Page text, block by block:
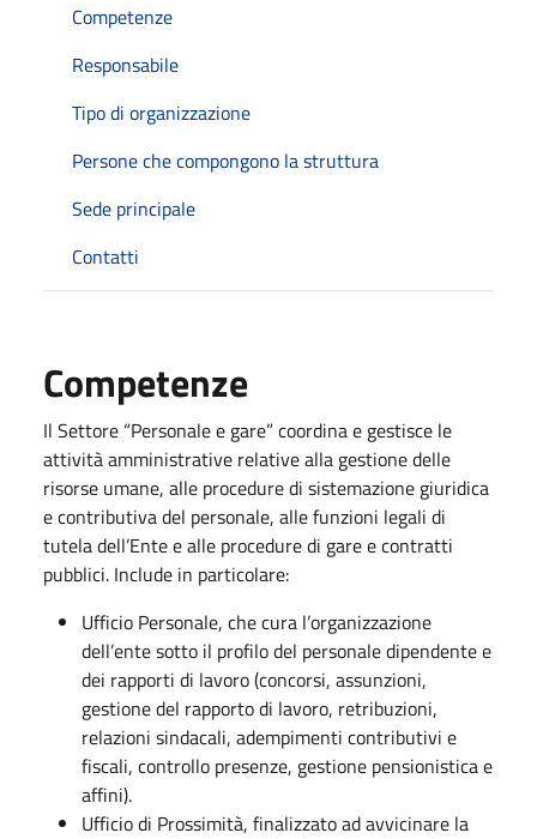
Competenze
Responsabile
Tipo di organizzazione
Persone che compongono la struttura
Sede principale
Contatti
Competenze
Il Settore “Personale e gare” coordina e gestisce le
attività amministrative relative alla gestione delle
risorse umane, alle procedure di sistemazione giuridica
e contributiva del personale, alle funzioni legali di
tutela dell’Ente e alle procedure di gare e contratti
pubblici. Include in particolare:
Ufficio Personale, che cura l’organizzazione
dell’ente sotto il profilo del personale dipendente e
dei rapporti di lavoro (concorsi, assunzioni,
gestione del rapporto di lavoro, retribuzioni,
relazioni sindacali, adempimenti contributivi e
fiscali, controllo presenze, gestione pensionistica e
affini).
Ufficio di Prossimità, finalizzato ad avvicinare la